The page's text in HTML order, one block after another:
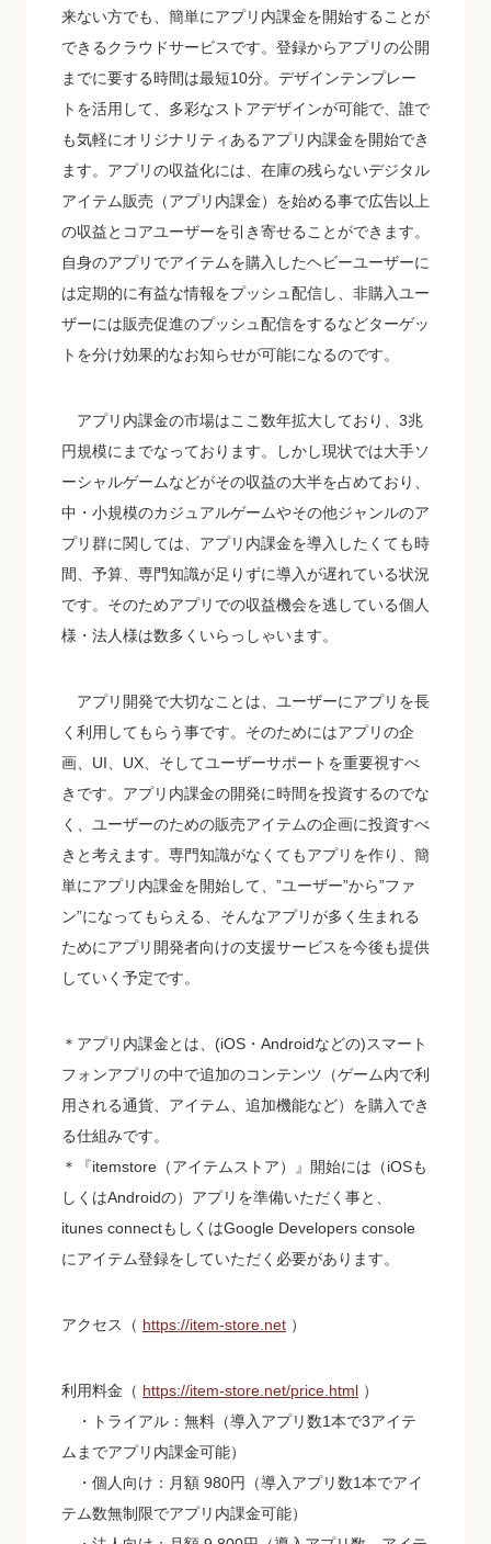
来ない方でも、簡単にアプリ内課金を開始することが
できるクラウドサービスです。登録からアプリの公開
までに要する時間は最短10分。デザインテンプレー
トを活用して、多彩なストアデザインが可能で、誰で
も気軽にオリジナリティあるアプリ内課金を開始でき
ます。アプリの収益化には、在庫の残らないデジタル
アイテム販売（アプリ内課金）を始める事で広告以上
の収益とコアユーザーを引き寄せることができます。
自身のアプリでアイテムを購入したヘビーユーザーに
は定期的に有益な情報をプッシュ配信し、非購入ユー
ザーには販売促進のプッシュ配信をするなどターゲッ
トを分け効果的なお知らせが可能になるのです。
アプリ内課金の市場はここ数年拡大しており、3兆
円規模にまでなっております。しかし現状では大手ソ
ーシャルゲームなどがその収益の大半を占めており、
中・小規模のカジュアルゲームやその他ジャンルのア
プリ群に関しては、アプリ内課金を導入したくても時
間、予算、専門知識が足りずに導入が遅れている状況
です。そのためアプリでの収益機会を逃している個人
様・法人様は数多くいらっしゃいます。
アプリ開発で大切なことは、ユーザーにアプリを長
く利用してもらう事です。そのためにはアプリの企
画、UI、UX、そしてユーザーサポートを重要視すべ
きです。アプリ内課金の開発に時間を投資するのでな
く、ユーザーのための販売アイテムの企画に投資すべ
きと考えます。専門知識がなくてもアプリを作り、簡
単にアプリ内課金を開始して、”ユーザー”から”ファ
ン”になってもらえる、そんなアプリが多く生まれる
ためにアプリ開発者向けの支援サービスを今後も提供
していく予定です。
＊アプリ内課金とは、(iOS・Androidなどの)スマート
フォンアプリの中で追加のコンテンツ（ゲーム内で利
用される通貨、アイテム、追加機能など）を購入でき
る仕組みです。
＊『itemstore（アイテムストア）』開始には（iOSも
しくはAndroidの）アプリを準備いただく事と、
itunes connectもしくはGoogle Developers console
にアイテム登録をしていただく必要があります。
アクセス （ https://item-store.net ）
利用料金（ https://item-store.net/price.html ）
・トライアル：無料（導入アプリ数1本で3アイテ
ムまでアプリ内課金可能）
・個人向け：月額 980円（導入アプリ数1本でアイ
テム数無制限でアプリ内課金可能）